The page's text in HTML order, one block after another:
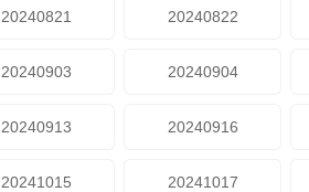
20240821 20240822
20240903 20240904
20240913 20240916
20241015 20241017